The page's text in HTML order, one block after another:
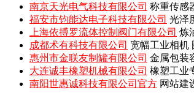
南京天光电气科技有限公司 称重传感
福安市钧能达电子科技有限公司 光泽
上海依搏罗流体控制阀门有限公司 炼
成都术有科技有限公司 宽幅工业相机
惠州市金联友制罐有限公司 金属包装
大连诚丰橡塑机械有限公司 橡塑工业
南阳世惠诚科技有限公司官方 网站建